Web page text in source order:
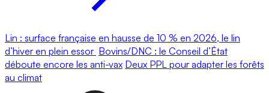
Lin : surface française en hausse de 10 % en 2026, le lin
d’hiver en plein essor Bovins/DNC : le Conseil d’État
déboute encore les anti-vax Deux PPL pour adapter les forêts
au climat